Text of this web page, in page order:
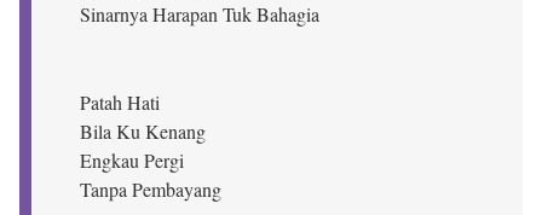
Sinarnya Harapan Tuk Bahagia
Patah Hati
Bila Ku Kenang
Engkau Pergi
Tanpa Pembayang